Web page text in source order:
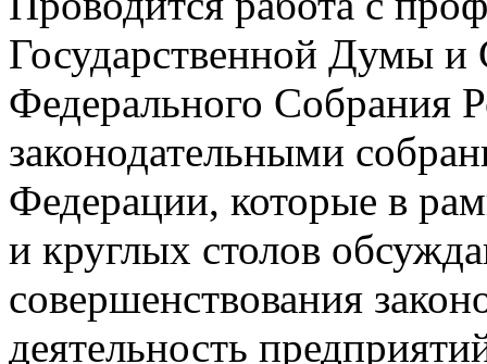
Государственной Думы и
Федерального Собрания
законодательными
Федерации, которые в
и круглых столов
совершенствования
деятельность